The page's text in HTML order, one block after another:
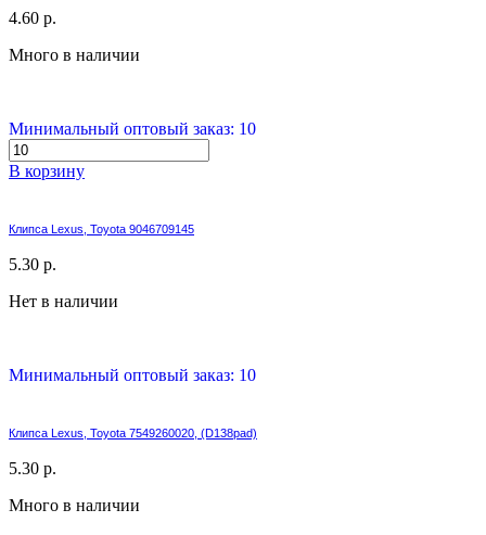
4.60 р.
Много в наличии
Минимальный оптовый заказ: 10
В корзину
Клипса Lexus, Toyota 9046709145
5.30 р.
Нет в наличии
Минимальный оптовый заказ: 10
Клипса Lexus, Toyota 7549260020, (D138pad)
5.30 р.
Много в наличии